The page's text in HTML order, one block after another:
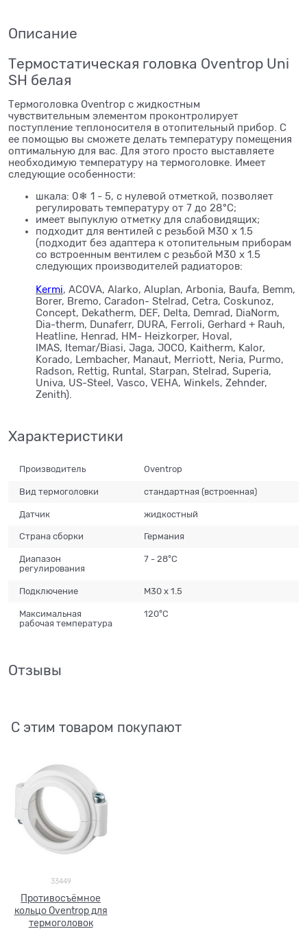
Описание
Термостатическая головка Oventrop Uni
SH белая
Термоголовка Oventrop с жидкостным
чувствительным элементом проконтролирует
поступление теплоносителя в отопительный прибор. С
ее помощью вы сможете делать температуру помещения
оптимальную для вас. Для этого просто выставляете
необходимую температуру на термоголовке. Имеет
следующие особенности:
шкала: 0❄ 1 - 5, с нулевой отметкой, позволяет
регулировать температуру от 7 до 28°С;
имеет выпуклую отметку для слабовидящих;
подходит для вентилей с резьбой M30 x 1.5
(подходит без адаптера к отопительным приборам
со встроенным вентилем с резьбой M30 x 1.5
следующих производителей радиаторов:
Kermi, ACOVA, Alarko, Aluplan, Arbonia, Baufa, Bemm,
Borer, Bremo, Caradon- Stelrad, Cetra, Coskunoz,
Concept, Dekatherm, DEF, Delta, Demrad, DiaNorm,
Dia-therm, Dunaferr, DURA, Ferroli, Gerhard + Rauh,
Heatline, Henrad, HM- Heizkorper, Hoval,
IMAS, Itemar/Biasi, Jaga, JOCO, Kaitherm, Kalor,
Korado, Lembacher, Manaut, Merriott, Neria, Purmo,
Radson, Rettig, Runtal, Starpan, Stelrad, Superia,
Univa, US-Steel, Vasco, VEHA, Winkels, Zehnder,
Zenith).
Характеристики
Производитель Oventrop
Вид термоголовки стандартная (встроенная)
Датчик жидкостный
Страна сборки Германия
Диапазон
регулирования
7 - 28°С
Подключение M30 x 1.5
Максимальная
рабочая температура
120°С
Отзывы
С этим товаром покупают
33449
Противосъёмное
кольцо Oventrop для
термоголовок